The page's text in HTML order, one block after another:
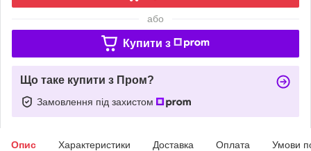
або
Купити з
Що таке купити з Пром?
Замовлення під захистом
Опис Характеристики Доставка Оплата Умови